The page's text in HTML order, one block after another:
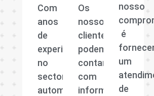
Com
anos
de
experiência
no
sector
automóvel,
Os
nossos
clientes
podem
contar
com
informações
nosso
é
um
de